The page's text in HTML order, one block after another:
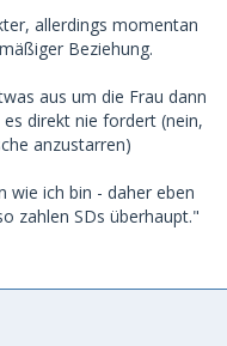
allerdings momentan
Beziehung.
aus um die Frau dann
direkt nie fordert (nein,
anzustarren)
wie ich bin - daher eben
zahlen SDs überhaupt."